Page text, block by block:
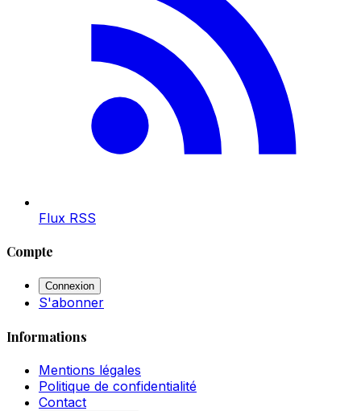
Flux RSS
Compte
Connexion
S'abonner
Informations
Mentions légales
Politique de confidentialité
Contact